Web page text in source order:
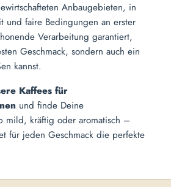
Anbaugebieten, in
und faire Bedingungen an erster
Verarbeitung garantiert,
Geschmack, sondern auch ein
kannst.
Kaffees für
und finde Deine
mild, kräftig oder aromatisch –
für jeden Geschmack die perfekte